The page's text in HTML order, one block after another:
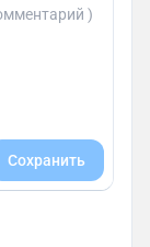
Сохранить